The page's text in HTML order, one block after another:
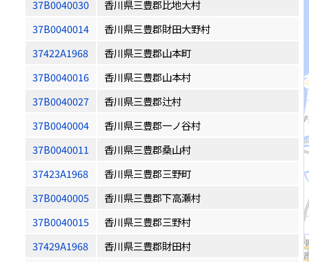
37B0040030
香川県三豊郡比地大村
37B0040014
香川県三豊郡財田大野村
37422A1968
香川県三豊郡山本町
37B0040016
香川県三豊郡山本村
37B0040027
香川県三豊郡辻村
37B0040004
香川県三豊郡一ノ谷村
37B0040011
香川県三豊郡桑山村
37423A1968
香川県三豊郡三野町
37B0040005
香川県三豊郡下高瀬村
37B0040015
香川県三豊郡三野村
37429A1968
香川県三豊郡財田村